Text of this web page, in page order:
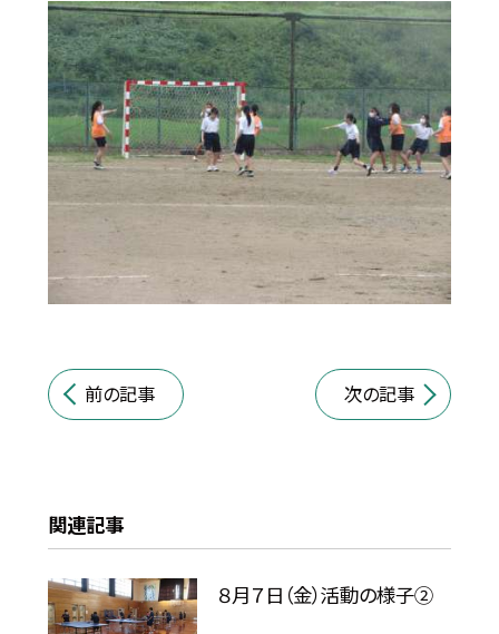
前の記事 次の記事
関連記事
８月７日（金）活動の様子②